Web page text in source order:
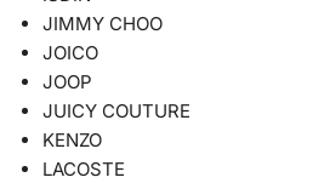
JIMMY CHOO
JOICO
JOOP
JUICY COUTURE
KENZO
LACOSTE